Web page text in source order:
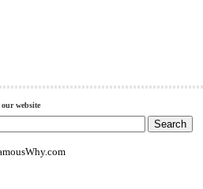
website